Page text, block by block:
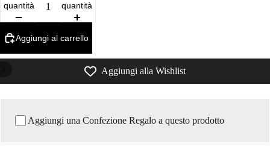
quantità
quantità
Aggiungi al carrello
Aggiungi alla Wishlist
Aggiungi una Confezione Regalo a questo prodotto